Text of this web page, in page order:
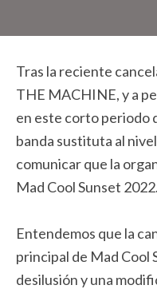
Tras la reciente
THE MACHINE, y a
en este corto periodo
banda sustituta al
comunicar que la
Mad Cool Sunset 2022.
Entendemos que la
principal de Mad Cool
desilusión y una